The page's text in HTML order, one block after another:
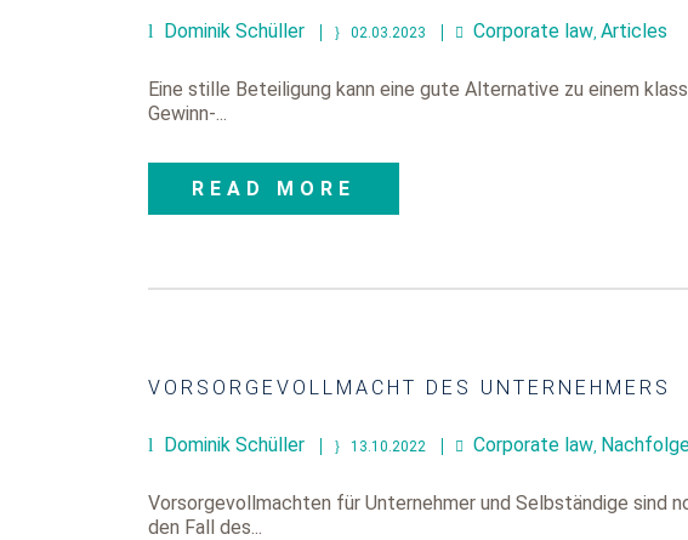
Dominik Schüller 02.03.2023 Corporate law, Articles
Eine stille Beteiligung kann eine gute Alternative zu einem
Gewinn-...
READ MORE
VORSORGEVOLLMACHT DES UNTERNEHMERS
Dominik Schüller 13.10.2022 Corporate law,
Vorsorgevollmachten für Unternehmer und Selbständige sind
den Fall des...